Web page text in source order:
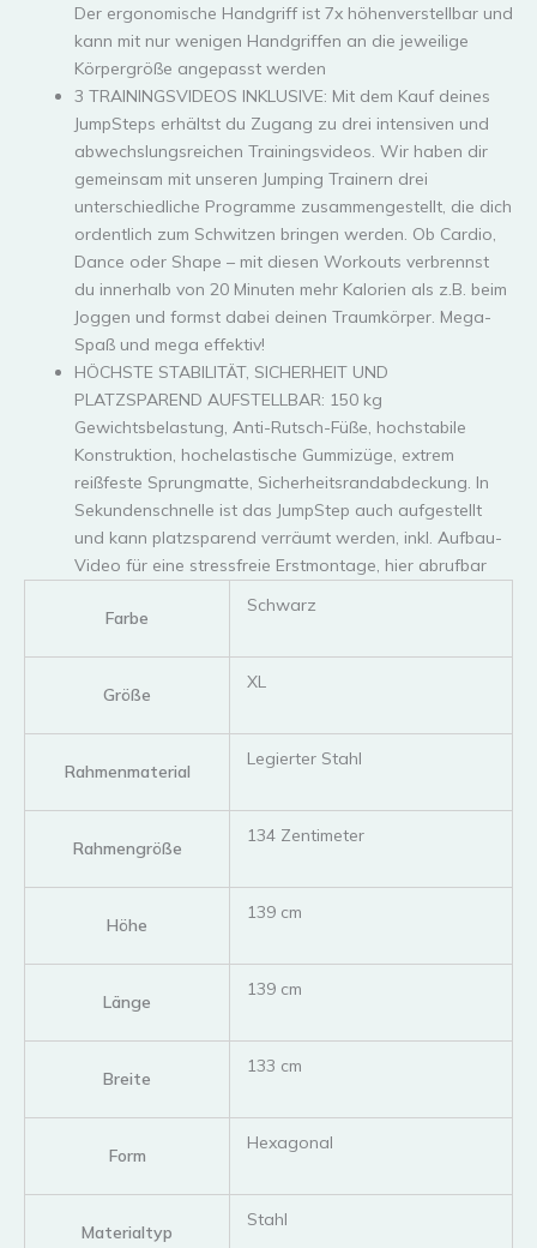
Der ergonomische Handgriff ist 7x höhenverstellbar und
kann mit nur wenigen Handgriffen an die jeweilige
Körpergröße angepasst werden
3 TRAININGSVIDEOS INKLUSIVE: Mit dem Kauf deines
JumpSteps erhältst du Zugang zu drei intensiven und
abwechslungsreichen Trainingsvideos. Wir haben dir
gemeinsam mit unseren Jumping Trainern drei
unterschiedliche Programme zusammengestellt, die dich
ordentlich zum Schwitzen bringen werden. Ob Cardio,
Dance oder Shape – mit diesen Workouts verbrennst
du innerhalb von 20 Minuten mehr Kalorien als z.B. beim
Joggen und formst dabei deinen Traumkörper. Mega-
Spaß und mega effektiv!
HÖCHSTE STABILITÄT, SICHERHEIT UND
PLATZSPAREND AUFSTELLBAR: 150 kg
Gewichtsbelastung, Anti-Rutsch-Füße, hochstabile
Konstruktion, hochelastische Gummizüge, extrem
reißfeste Sprungmatte, Sicherheitsrandabdeckung. In
Sekundenschnelle ist das JumpStep auch aufgestellt
und kann platzsparend verräumt werden, inkl. Aufbau-
Video für eine stressfreie Erstmontage, hier abrufbar
Farbe
‎Schwarz
Größe
‎XL
Rahmenmaterial
‎Legierter Stahl
Rahmengröße
‎134 Zentimeter
Höhe
‎139 cm
Länge
‎139 cm
Breite
‎133 cm
Form
‎Hexagonal
Materialtyp
‎Stahl